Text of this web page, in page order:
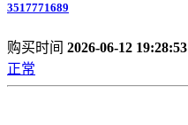
3517771689
购买时间 2026-06-12 19:28:53
正常